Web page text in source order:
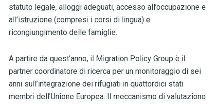
statuto legale, alloggi adeguati, accesso all’occupazione e
all’istruzione (compresi i corsi di lingua) e
ricongiungimento delle famiglie.
A partire da quest’anno, il Migration Policy Group è il
partner coordinatore di ricerca per un monitoraggio di sei
anni sull’integrazione dei rifugiati in quattordici stati
membri dell’Unione Europea. Il meccanismo di valutazione